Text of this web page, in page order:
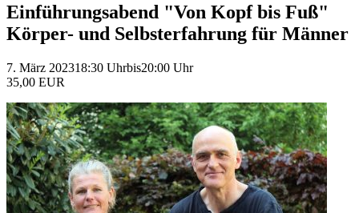
Einführungsabend "Von Kopf bis Fuß"
Körper- und Selbsterfahrung für Männer
7. März 202318:30 Uhrbis20:00 Uhr
35,00 EUR